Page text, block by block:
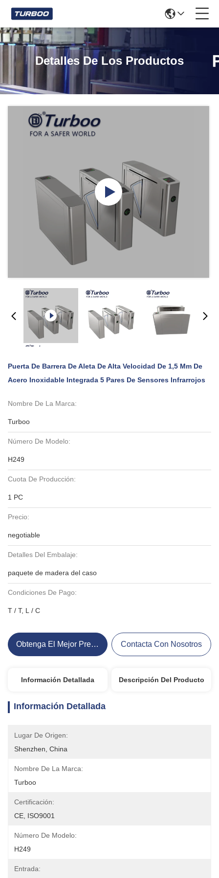
Detalles De Los Productos
Puerta De Barrera De Aleta De Alta Velocidad De 1,5 Mm De
Acero Inoxidable Integrada 5 Pares De Sensores Infrarrojos
Nombre De La Marca:
Turboo
Número De Modelo:
H249
Cuota De Producción:
1 PC
Precio:
negotiable
Detalles Del Embalaje:
paquete de madera del caso
Condiciones De Pago:
T / T, L / C
Obtenga El Mejor Precio Contacta Con Nosotros
Información Detallada Descripción Del Producto
Información Detallada
Lugar De Origen:
Shenzhen, China
Nombre De La Marca:
Turboo
Certificación:
CE, ISO9001
Número De Modelo:
H249
Entrada: